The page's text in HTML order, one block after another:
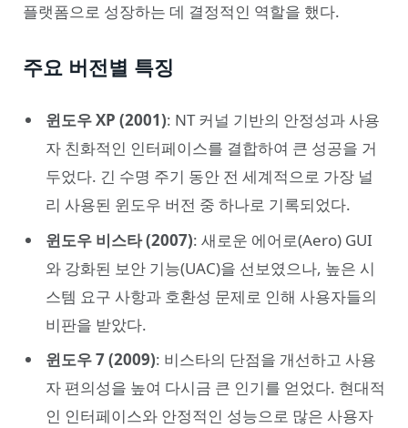
플랫폼으로 성장하는 데 결정적인 역할을 했다.
주요 버전별 특징
윈도우 XP (2001): NT 커널 기반의 안정성과 사용
자 친화적인 인터페이스를 결합하여 큰 성공을 거
두었다. 긴 수명 주기 동안 전 세계적으로 가장 널
리 사용된 윈도우 버전 중 하나로 기록되었다.
윈도우 비스타 (2007): 새로운 에어로(Aero) GUI
와 강화된 보안 기능(UAC)을 선보였으나, 높은 시
스템 요구 사항과 호환성 문제로 인해 사용자들의
비판을 받았다.
윈도우 7 (2009): 비스타의 단점을 개선하고 사용
자 편의성을 높여 다시금 큰 인기를 얻었다. 현대적
인 인터페이스와 안정적인 성능으로 많은 사용자